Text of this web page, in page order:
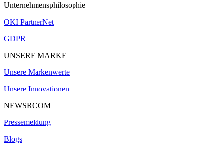
Unternehmensphilosophie
OKI PartnerNet
GDPR
UNSERE MARKE
Unsere Markenwerte
Unsere Innovationen
NEWSROOM
Pressemeldung
Blogs